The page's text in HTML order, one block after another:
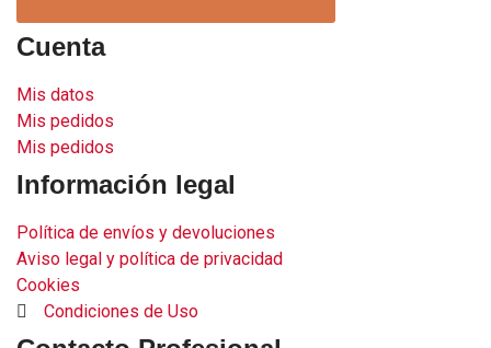
Cuenta
Mis datos
Mis pedidos
Mis pedidos
Información legal
Política de envíos y devoluciones
Aviso legal y política de privacidad
Cookies
Condiciones de Uso